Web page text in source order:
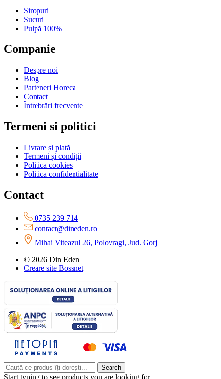
Siropuri
Sucuri
Pulpă 100%
Companie
Despre noi
Blog
Parteneri Horeca
Contact
Întrebrări frecvente
Termeni si politici
Livrare și plată
Termeni și condiții
Politica cookies
Politica confidentialitate
Contact
0735 239 714
contact@dineden.ro
Mihai Viteazul 26, Polovragi, Jud. Gorj
© 2026 Din Eden
Creare site Bossnet
Search
Start typing to see products you are looking for.